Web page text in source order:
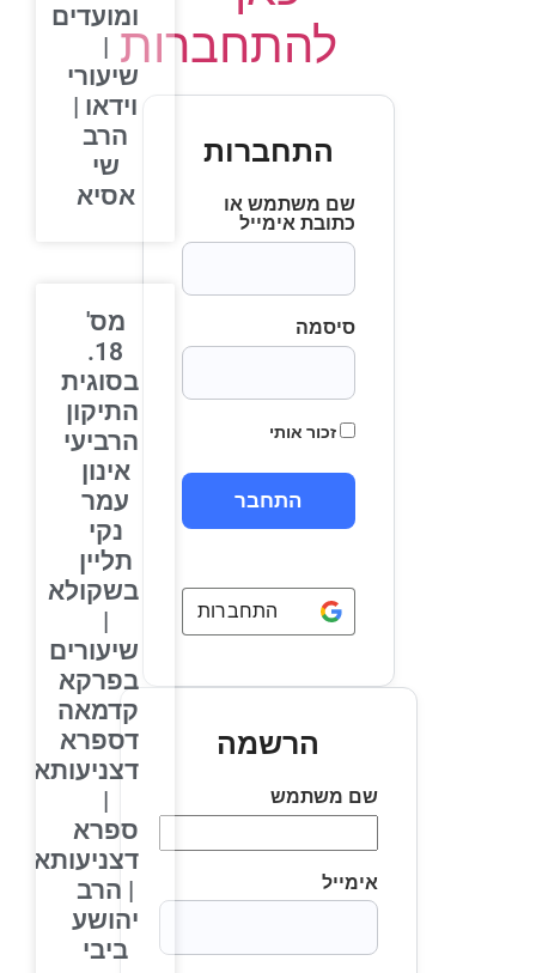
להתחברות
התחברות
שם משתמש או
כתובת אימייל
סיסמה
זכור אותי
התחברות באמצעות Google
הרשמה
שם משתמש
אימייל
ומועדים
|
שיעורי
וידאו |
הרב
שי
אסיא
מס'
18.
בסוגית
התיקון
הרביעי
אינון
עמר
נקי
תליין
בשקולא
שיעורים
בפרקא
קדמאה
דספרא
דצניעותא
ספרא
דצניעותא
| הרב
יהושע
ביבי